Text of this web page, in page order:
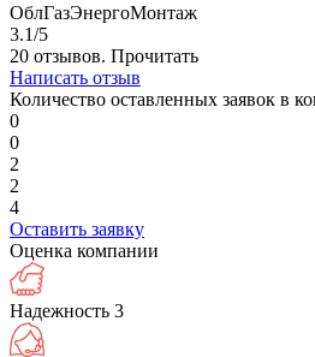
ОблГазЭнергоМонтаж
3.1/5
20 отзывов. Прочитать
Написать отзыв
Количество оставленных заявок в
0
0
2
2
4
Оставить заявку
Оценка компании
Надежность 3